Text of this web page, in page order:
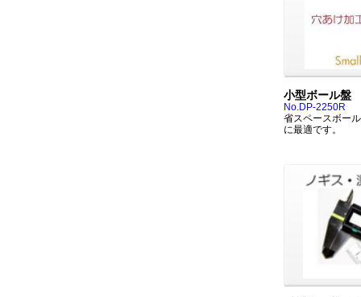
小型ボール盤
No.DP-2250R
省スペースボー
に最適です。